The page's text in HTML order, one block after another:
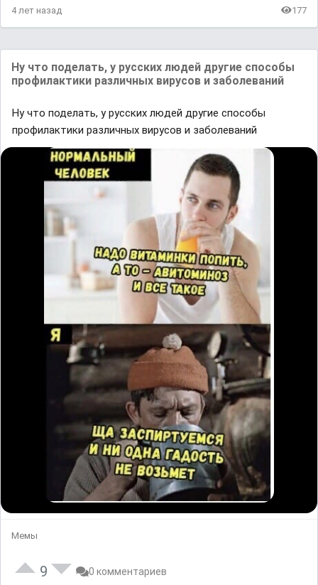
4 лет назад 177
Ну что поделать, у русских людей другие способы
профилактики различных вирусов и заболеваний
Ну что поделать, у русских людей другие способы
профилактики различных вирусов и заболеваний
Мемы
9 0 комментариев